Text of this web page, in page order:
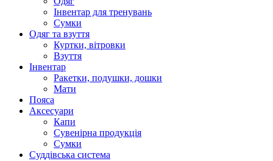
Інвентар для тренувань
Сумки
Одяг та взуття
Куртки, вітровки
Взуття
Інвентар
Ракетки, подушки, дошки
Мати
Пояса
Аксесуари
Капи
Сувенірна продукція
Сумки
Суддівська система